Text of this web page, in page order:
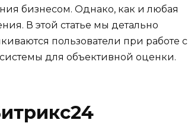
бизнесом. Однако, как и любая
В этой статье мы детально
пользователи при работе с
для объективной оценки.